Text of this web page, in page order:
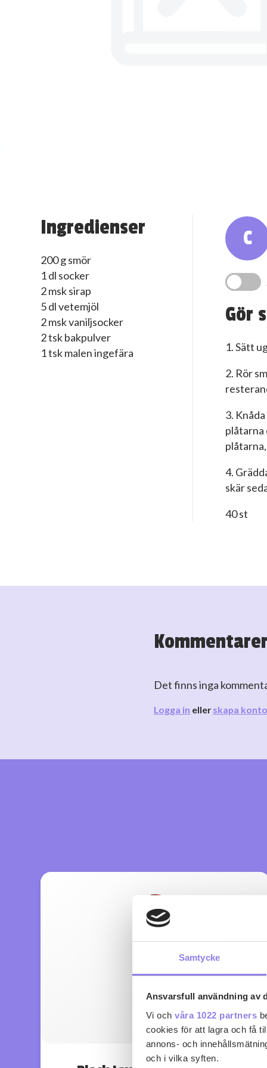
Samtycke
Ansvarsfull användning av
Vi och våra 1022 partners
cookies för att lagra och få
annons- och
och i vilka syften.
Ingredienser
200 g smör
1 dl socker
2 msk sirap
5 dl vetemjöl
2 msk vaniljsocker
2 tsk bakpulver
1 tsk malen ingefära
C
Gör
1. Sätt
2. Rör
3.
plåtarna
4.
skär
40 st
Kommentarer
Det finns inga
Logga in eller skapa konto